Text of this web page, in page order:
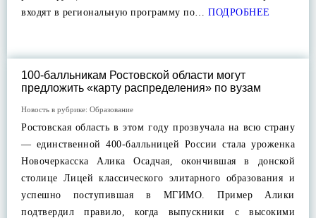
входят в региональную программу по… ПОДРОБНЕЕ
100-балльникам Ростовской области могут
предложить «карту распределения» по вузам
Новость в рубрике: Образование
Ростовская область в этом году прозвучала на всю страну
— единственной 400-балльницей России стала уроженка
Новочеркасска Алика Осадчая, окончившая в донской
столице Лицей классического элитарного образования и
успешно поступившая в МГИМО. Пример Алики
подтвердил правило, когда выпускники с высокими